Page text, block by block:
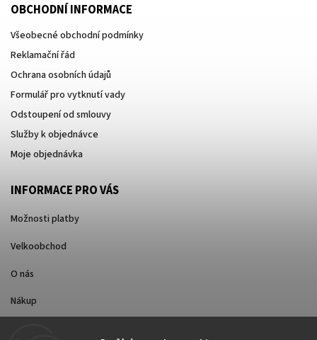
OBCHODNÍ INFORMACE
Všeobecné obchodní podmínky
Reklamační řád
Ochrana osobních údajů
Formulář pro vytknutí vady
Odstoupení od smlouvy
Služby k objednávce
Moje objednávka
INFORMACE PRO VÁS
Možnosti platby
Velkoobchod
O nás
Nákup